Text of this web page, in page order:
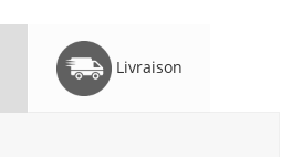
Livraison